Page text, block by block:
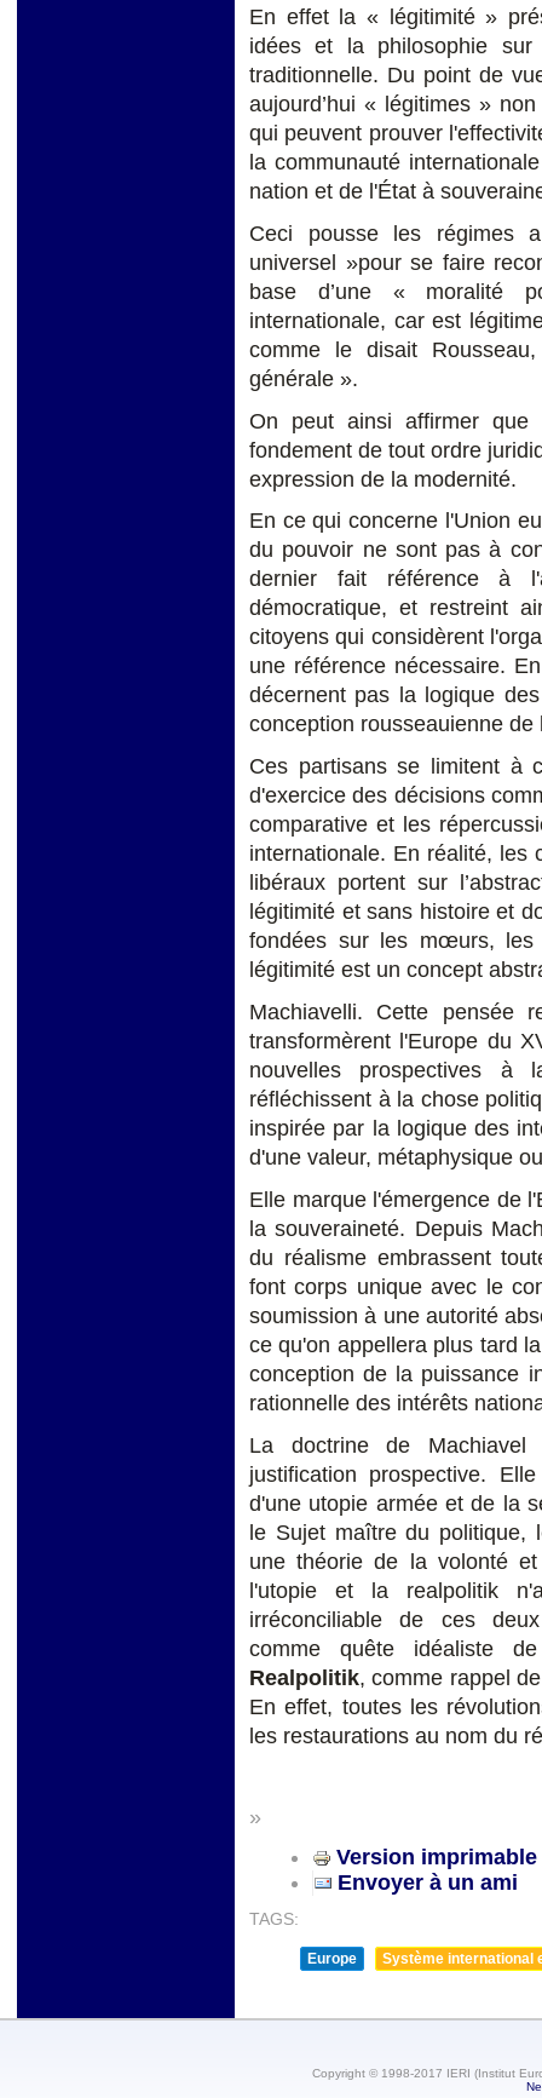
En effet la « légitimité »
idées et la philosophie sur
traditionnelle. Du point de
aujourd’hui « légitimes »
qui peuvent prouver
la communauté
nation et de l'État à
Ceci pousse les régimes
universel »pour se faire
base d’une « moralité
internationale, car est
comme le disait
générale ».
On peut ainsi affirmer
fondement de tout ordre
expression de la modernité.
En ce qui concerne l'Union
du pouvoir ne sont pas à
dernier fait référence à
démocratique, et restreint
citoyens qui considèrent
une référence nécessaire.
décernent pas la logique
conception rousseauienne de
Ces partisans se limitent à
d'exercice des décisions
comparative et les
internationale. En réalité, les
libéraux portent sur
légitimité et sans histoire et
fondées sur les mœurs,
légitimité est un concept
Machiavelli. Cette pensée
transformèrent l'Europe du
nouvelles prospectives à
réfléchissent à la chose
inspirée par la logique des
d'une valeur, métaphysique
Elle marque l'émergence de
la souveraineté. Depuis
du réalisme embrassent
font corps unique avec le
soumission à une autorité
ce qu'on appellera plus tard
conception de la puissance
rationnelle des intérêts
La doctrine de
justification prospective.
d'une utopie armée et de la
le Sujet maître du politique,
une théorie de la volonté
l'utopie et la realpolitik
irréconciliable de ces
comme quête idéaliste
Realpolitik, comme rappel
En effet, toutes les
les restaurations au nom du
»
Version imprimable
Envoyer à un ami
TAGS:
Europe Système international
Copyright © 1998-2017 IERI (Institut